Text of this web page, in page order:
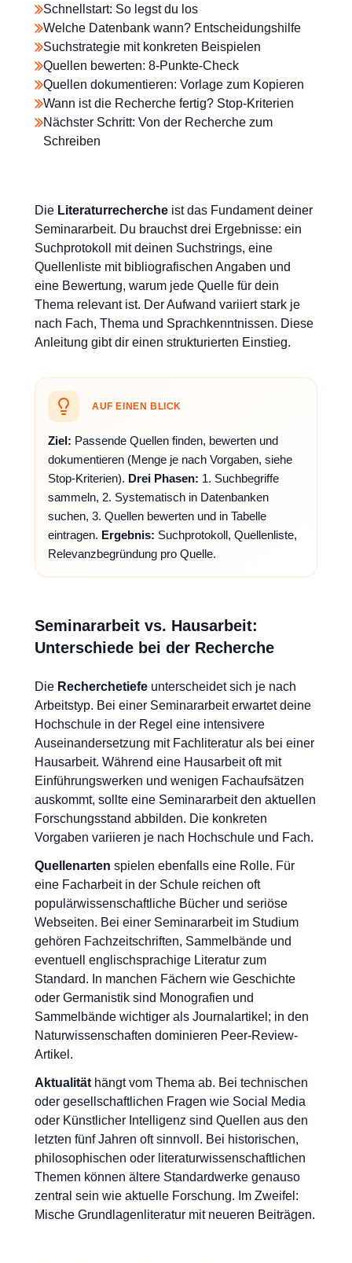
Schnellstart: So legst du los
Welche Datenbank wann? Entscheidungshilfe
Suchstrategie mit konkreten Beispielen
Quellen bewerten: 8-Punkte-Check
Quellen dokumentieren: Vorlage zum Kopieren
Wann ist die Recherche fertig? Stop-Kriterien
Nächster Schritt: Von der Recherche zum
Schreiben
Die Literaturrecherche ist das Fundament deiner
Seminararbeit. Du brauchst drei Ergebnisse: ein
Suchprotokoll mit deinen Suchstrings, eine
Quellenliste mit bibliografischen Angaben und
eine Bewertung, warum jede Quelle für dein
Thema relevant ist. Der Aufwand variiert stark je
nach Fach, Thema und Sprachkenntnissen. Diese
Anleitung gibt dir einen strukturierten Einstieg.
AUF EINEN BLICK
Ziel: Passende Quellen finden, bewerten und
dokumentieren (Menge je nach Vorgaben, siehe
Stop-Kriterien). Drei Phasen: 1. Suchbegriffe
sammeln, 2. Systematisch in Datenbanken
suchen, 3. Quellen bewerten und in Tabelle
eintragen. Ergebnis: Suchprotokoll, Quellenliste,
Relevanzbegründung pro Quelle.
Seminararbeit vs. Hausarbeit:
Unterschiede bei der Recherche
Die Recherchetiefe unterscheidet sich je nach
Arbeitstyp. Bei einer Seminararbeit erwartet deine
Hochschule in der Regel eine intensivere
Auseinandersetzung mit Fachliteratur als bei einer
Hausarbeit. Während eine Hausarbeit oft mit
Einführungswerken und wenigen Fachaufsätzen
auskommt, sollte eine Seminararbeit den aktuellen
Forschungsstand abbilden. Die konkreten
Vorgaben variieren je nach Hochschule und Fach.
Quellenarten spielen ebenfalls eine Rolle. Für
eine Facharbeit in der Schule reichen oft
populärwissenschaftliche Bücher und seriöse
Webseiten. Bei einer Seminararbeit im Studium
gehören Fachzeitschriften, Sammelbände und
eventuell englischsprachige Literatur zum
Standard. In manchen Fächern wie Geschichte
oder Germanistik sind Monografien und
Sammelbände wichtiger als Journalartikel; in den
Naturwissenschaften dominieren Peer-Review-
Artikel.
Aktualität hängt vom Thema ab. Bei technischen
oder gesellschaftlichen Fragen wie Social Media
oder Künstlicher Intelligenz sind Quellen aus den
letzten fünf Jahren oft sinnvoll. Bei historischen,
philosophischen oder literaturwissenschaftlichen
Themen können ältere Standardwerke genauso
zentral sein wie aktuelle Forschung. Im Zweifel:
Mische Grundlagenliteratur mit neueren Beiträgen.